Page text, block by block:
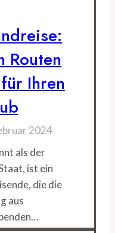
Routen
Ihren
2024
als der
ist ein
die die
aus